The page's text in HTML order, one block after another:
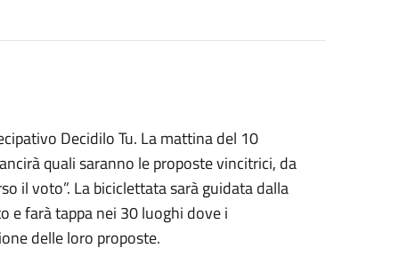
Decidilo Tu. La mattina del 10
quali saranno le proposte vincitrici, da
il voto”. La biciclettata sarà guidata dalla
e farà tappa nei 30 luoghi dove i
delle loro proposte.